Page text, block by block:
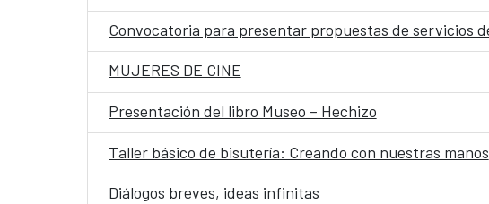
MUJERES DE CINE
Presentación del libro Museo – Hechizo
Taller básico de bisutería: Creando con nuestras manos
Diálogos breves, ideas infinitas